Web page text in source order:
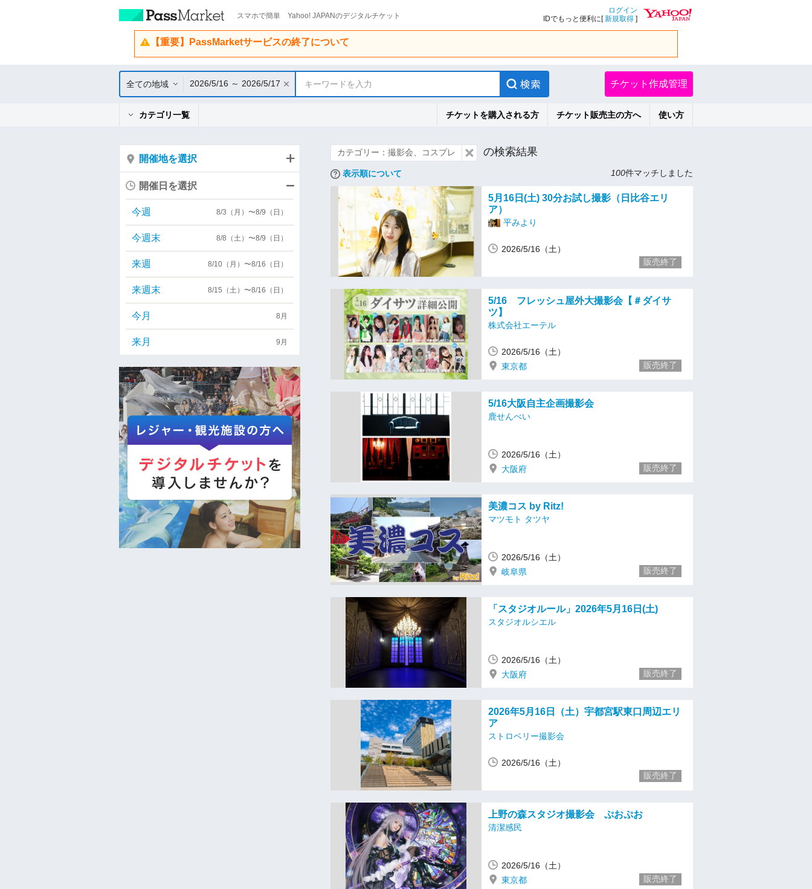
スマホで簡単 Yahoo! JAPANのデジタルチケット
ログイン
IDでもっと便利に[新規取得 ]
【重要】PassMarketサービスの終了について
全ての地域 2026/5/16 ～ 2026/5/17 キーワードを入力 チケット作成管理
カテゴリ一覧 チケットを購入される方 チケット販売主の方へ 使い方
カテゴリー：撮影会、コスプレ の検索結果
表示順について 100件マッチしました
5月16日(土) 30分お試し撮影（日比谷エリ
ア）
平みより
2026/5/16（土）
販売終了
5/16 フレッシュ屋外大撮影会【＃ダイサ
ツ】
株式会社エーテル
2026/5/16（土）
東京都
販売終了
5/16大阪自主企画撮影会
鹿せんべい
2026/5/16（土）
大阪府
販売終了
美濃コス by Ritz!
マツモト タツヤ
2026/5/16（土）
岐阜県
販売終了
「スタジオルール」2026年5月16日(土)
スタジオルシエル
2026/5/16（土）
大阪府
販売終了
2026年5月16日（土）宇都宮駅東口周辺エリ
ア
ストロベリー撮影会
2026/5/16（土）
販売終了
上野の森スタジオ撮影会 ぷおぷお
清潔感民
2026/5/16（土）
東京都
販売終了
開催地を選択
開催日を選択
今週 8/3（月）〜8/9（日）
今週末 8/8（土）〜8/9（日）
来週 8/10（月）〜8/16（日）
来週末 8/15（土）〜8/16（日）
今月 8月
来月 9月